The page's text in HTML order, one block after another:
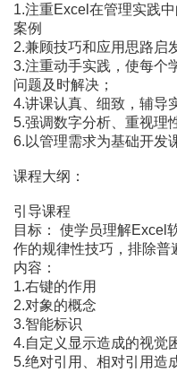
1.注重Excel在管理实践
案例
2.兼顾技巧和应用思路启
3.注重动手实践，使每个
问题及时解决；
4.讲课认真、细致，辅导
5.强调数字分析、重视理
6.以管理需求为基础开发
课程大纲：
引导课程
目标： 使学员理解Excel
作的规律性技巧，排除普
内容：
1.右键的作用
2.对象的概念
3.智能标识
4.自定义显示造成的视觉
5.绝对引用、相对引用造